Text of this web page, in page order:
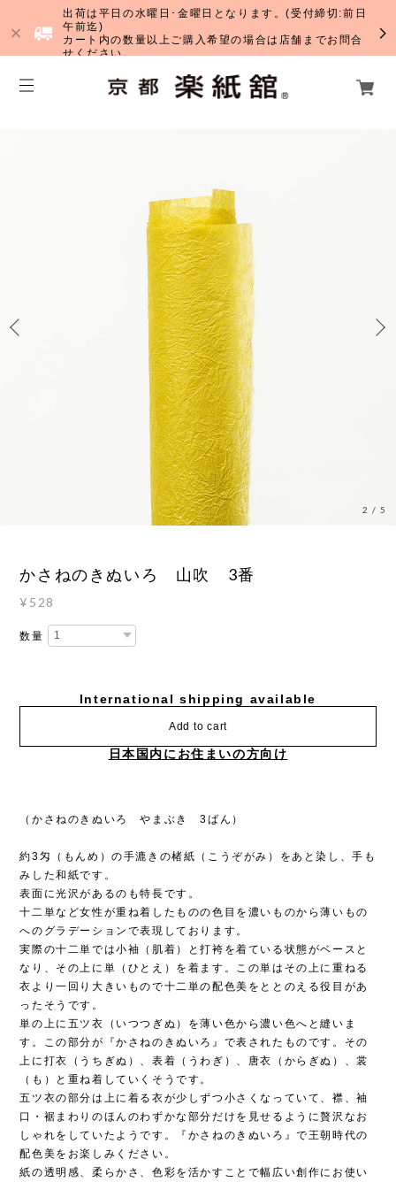
出荷は平日の水曜日･金曜日となります。(受付締切:前日
午前迄)
カート内の数量以上ご購入希望の場合は店舗までお問合
せください。
3 /5
かさねのきぬいろ 山吹 3番
¥528
数量
International shipping available
Add to cart
日本国内にお住まいの方向け
（かさねのきぬいろ やまぶき 3ばん）
約3匁（もんめ）の手漉きの楮紙（こうぞがみ）をあと染し、手も
みした和紙です。
表面に光沢があるのも特長です。
十二単など女性が重ね着したものの色目を濃いものから薄いもの
へのグラデーションで表現しております。
実際の十二単では小袖（肌着）と打袴を着ている状態がベースと
なり、その上に単（ひとえ）を着ます。この単はその上に重ねる
衣より一回り大きいもので十二単の配色美をととのえる役目があ
ったそうです。
単の上に五ツ衣（いつつぎぬ）を薄い色から濃い色へと縫いま
す。この部分が『かさねのきぬいろ』で表されたものです。その
上に打衣（うちぎぬ）、表着（うわぎ）、唐衣（からぎぬ）、裳
（も）と重ね着していくそうです。
五ツ衣の部分は上に着る衣が少しずつ小さくなっていて、襟、袖
口・裾まわりのほんのわずかな部分だけを見せるように贅沢なお
しゃれをしていたようです。『かさねのきぬいろ』で王朝時代の
配色美をお楽しみください。
紙の透明感、柔らかさ、色彩を活かすことで幅広い創作にお使い